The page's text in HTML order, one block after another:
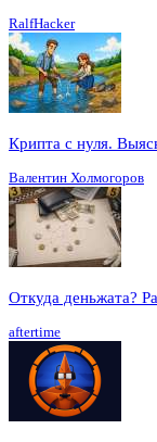
RalfHacker
Крипта с нуля.
Валентин Холмогоров
Откуда деньжата?
aftertime